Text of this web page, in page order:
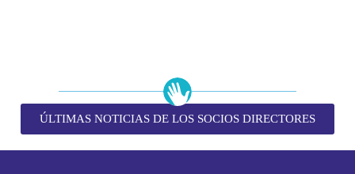
ÚLTIMAS NOTICIAS DE LOS SOCIOS DIRECTORES